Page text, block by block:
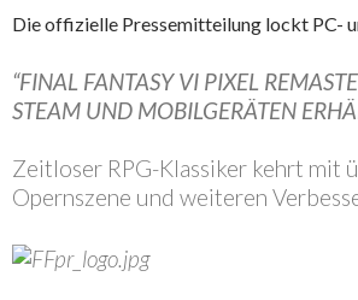
Die offizielle Pressemitteilung lockt PC-
“FINAL FANTASY VI PIXEL
STEAM UND MOBILGERÄTEN
Zeitloser RPG-Klassiker kehrt mit
Opernszene und weiteren